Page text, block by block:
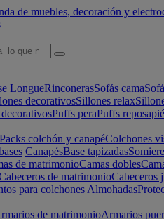
LongueRinconerasSofás cama
decorativosSillones relax
Puffs peraPuffs
Packs colchón y canapéColchones
CanapésBase tapizadas
de matrimonioCamas dobles
de matrimonioCabeceros
para colchones Almohadas
de matrimonioArmarios